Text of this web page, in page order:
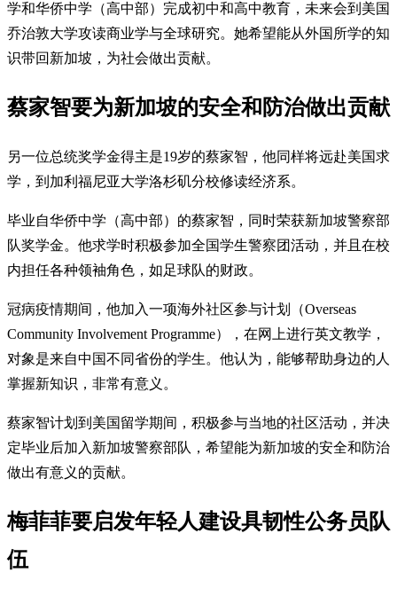
学和华侨中学（高中部）完成初中和高中教育，未来会到美国
乔治敦大学攻读商业学与全球研究。她希望能从外国所学的知
识带回新加坡，为社会做出贡献。
蔡家智要为新加坡的安全和防治做出贡献
另一位总统奖学金得主是19岁的蔡家智，他同样将远赴美国求
学，到加利福尼亚大学洛杉矶分校修读经济系。
毕业自华侨中学（高中部）的蔡家智，同时荣获新加坡警察部
队奖学金。他求学时积极参加全国学生警察团活动，并且在校
内担任各种领袖角色，如足球队的财政。
冠病疫情期间，他加入一项海外社区参与计划（Overseas
Community Involvement Programme），在网上进行英文教学，
对象是来自中国不同省份的学生。他认为，能够帮助身边的人
掌握新知识，非常有意义。
蔡家智计划到美国留学期间，积极参与当地的社区活动，并决
定毕业后加入新加坡警察部队，希望能为新加坡的安全和防治
做出有意义的贡献。
梅菲菲要启发年轻人建设具韧性公务员队
伍